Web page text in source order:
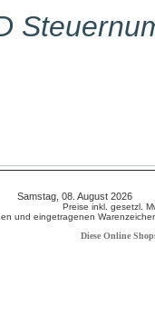
Samstag, 08. August 2026
Preise inkl. gesetzl.
und eingetragenen
Diese Online